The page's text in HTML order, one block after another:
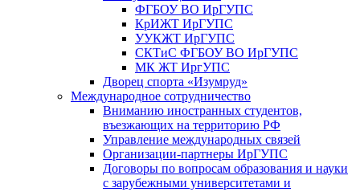
ФГБОУ ВО ИрГУПС
КрИЖТ ИрГУПС
УУКЖТ ИрГУПС
СКТиС ФГБОУ ВО ИрГУПС
МК ЖТ ИргУПС
Дворец спорта «Изумруд»
Международное сотрудничество
Вниманию иностранных студентов,
въезжающих на территорию РФ
Управление международных связей
Организации-партнеры ИрГУПС
Договоры по вопросам образования и науки
с зарубежными университетами и